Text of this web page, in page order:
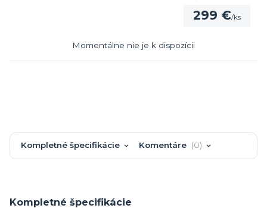
299 €/ks
Momentálne nie je k dispozícii
Kompletné špecifikácie Komentáre 0
Kompletné špecifikácie